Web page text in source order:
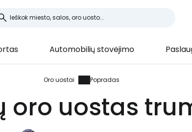
Automobilių stovėjimo
Oro uostai Popradas
oro uostas